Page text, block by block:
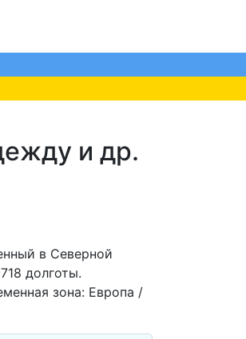
и др.
в Северной
долготы.
зона: Европа /